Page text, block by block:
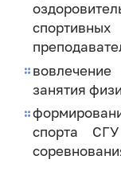
занятия
спорта